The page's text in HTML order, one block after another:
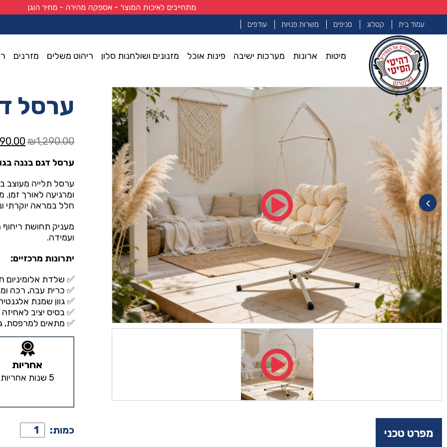
מתחייבים לאיכות המוצר - אספקה מהירה - מחיר הוגן
עמוד בית קטלוג סניפים משרות פנויות עודפים
מיטות ארונות מערכות ישיבה פינות אוכל מזנונים ושולחנות סלון ריהוט משלים מזרנים
עמוד הבית >> ריהוט גן וחוץ
מפרט טכני
ערסל
₪1,290.00
המחיר
היה:ערסל דגם בננה
ערסל תלייה מעוצב
ומרגיעה לאורך
חלל במראה יוקרתי
מעניק תחושת
ועמידה.
יתרונות מרכזיים:
✅ שלדת אלומיניום
✅ כרית עבה, רכה
✅ גוון שמנת
✅ בסיס יציב לאחיזה
✅ מתאים למרפסת,
אחריות
5 שנות אחריות
כמות: כמות
של